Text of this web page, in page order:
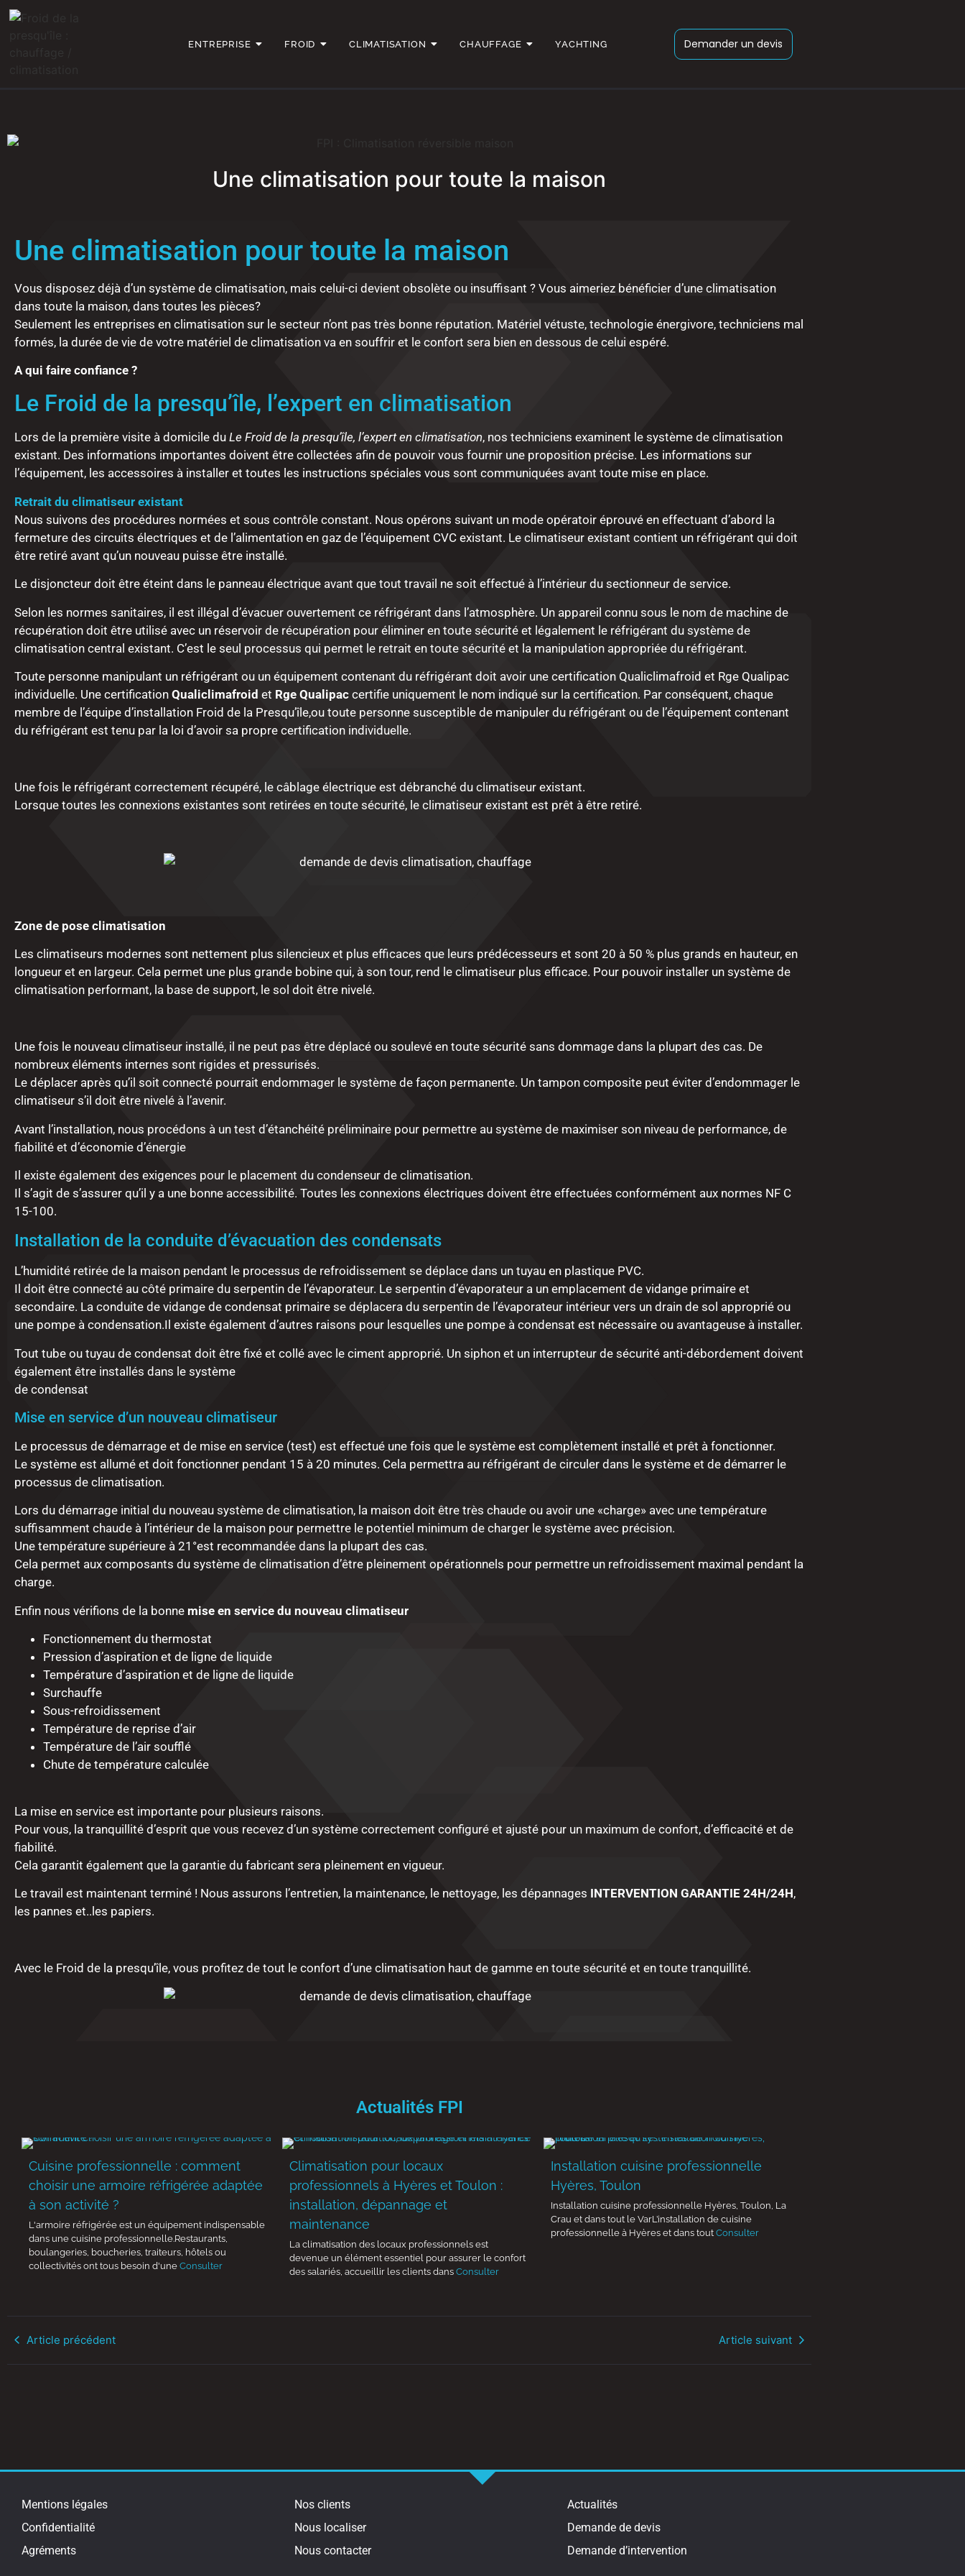
ENTREPRISE FROID CLIMATISATION CHAUFFAGE YACHTING Demander un devis
Une climatisation pour toute la maison
Une climatisation pour toute la maison
Vous disposez déjà d’un système de climatisation, mais celui-ci devient obsolète ou insuffisant ? Vous aimeriez bénéficier d’une climatisation
dans toute la maison, dans toutes les pièces?
Seulement les entreprises en climatisation sur le secteur n’ont pas très bonne réputation. Matériel vétuste, technologie énergivore, techniciens mal
formés, la durée de vie de votre matériel de climatisation va en souffrir et le confort sera bien en dessous de celui espéré.
A qui faire confiance ?
Le Froid de la presqu’île, l’expert en climatisation
Lors de la première visite à domicile du Le Froid de la presqu’île, l’expert en climatisation, nos techniciens examinent le système de climatisation
existant. Des informations importantes doivent être collectées afin de pouvoir vous fournir une proposition précise. Les informations sur
l’équipement, les accessoires à installer et toutes les instructions spéciales vous sont communiquées avant toute mise en place.
Retrait du climatiseur existant
Nous suivons des procédures normées et sous contrôle constant. Nous opérons suivant un mode opératoir éprouvé en effectuant d’abord la
fermeture des circuits électriques et de l’alimentation en gaz de l’équipement CVC existant. Le climatiseur existant contient un réfrigérant qui doit
être retiré avant qu’un nouveau puisse être installé.
Le disjoncteur doit être éteint dans le panneau électrique avant que tout travail ne soit effectué à l’intérieur du sectionneur de service.
Selon les normes sanitaires, il est illégal d’évacuer ouvertement ce réfrigérant dans l’atmosphère. Un appareil connu sous le nom de machine de
récupération doit être utilisé avec un réservoir de récupération pour éliminer en toute sécurité et légalement le réfrigérant du système de
climatisation central existant. C’est le seul processus qui permet le retrait en toute sécurité et la manipulation appropriée du réfrigérant.
Toute personne manipulant un réfrigérant ou un équipement contenant du réfrigérant doit avoir une certification Qualiclimafroid et Rge Qualipac
individuelle. Une certification Qualiclimafroid et Rge Qualipac certifie uniquement le nom indiqué sur la certification. Par conséquent, chaque
membre de l’équipe d’installation Froid de la Presqu’île,ou toute personne susceptible de manipuler du réfrigérant ou de l’équipement contenant
du réfrigérant est tenu par la loi d’avoir sa propre certification individuelle.
Une fois le réfrigérant correctement récupéré, le câblage électrique est débranché du climatiseur existant.
Lorsque toutes les connexions existantes sont retirées en toute sécurité, le climatiseur existant est prêt à être retiré.
Zone de pose climatisation
Les climatiseurs modernes sont nettement plus silencieux et plus efficaces que leurs prédécesseurs et sont 20 à 50 % plus grands en hauteur, en
longueur et en largeur. Cela permet une plus grande bobine qui, à son tour, rend le climatiseur plus efficace. Pour pouvoir installer un système de
climatisation performant, la base de support, le sol doit être nivelé.
Une fois le nouveau climatiseur installé, il ne peut pas être déplacé ou soulevé en toute sécurité sans dommage dans la plupart des cas. De
nombreux éléments internes sont rigides et pressurisés.
Le déplacer après qu’il soit connecté pourrait endommager le système de façon permanente. Un tampon composite peut éviter d’endommager le
climatiseur s’il doit être nivelé à l’avenir.
Avant l’installation, nous procédons à un test d’étanchéité préliminaire pour permettre au système de maximiser son niveau de performance, de
fiabilité et d’économie d’énergie
Il existe également des exigences pour le placement du condenseur de climatisation.
Il s’agit de s’assurer qu’il y a une bonne accessibilité. Toutes les connexions électriques doivent être effectuées conformément aux normes NF C
15-100.
Installation de la conduite d’évacuation des condensats
L’humidité retirée de la maison pendant le processus de refroidissement se déplace dans un tuyau en plastique PVC.
Il doit être connecté au côté primaire du serpentin de l’évaporateur. Le serpentin d’évaporateur a un emplacement de vidange primaire et
secondaire. La conduite de vidange de condensat primaire se déplacera du serpentin de l’évaporateur intérieur vers un drain de sol approprié ou
une pompe à condensation.Il existe également d’autres raisons pour lesquelles une pompe à condensat est nécessaire ou avantageuse à installer.
Tout tube ou tuyau de condensat doit être fixé et collé avec le ciment approprié. Un siphon et un interrupteur de sécurité anti-débordement doivent
également être installés dans le système
de condensat
Mise en service d’un nouveau climatiseur
Le processus de démarrage et de mise en service (test) est effectué une fois que le système est complètement installé et prêt à fonctionner.
Le système est allumé et doit fonctionner pendant 15 à 20 minutes. Cela permettra au réfrigérant de circuler dans le système et de démarrer le
processus de climatisation.
Lors du démarrage initial du nouveau système de climatisation, la maison doit être très chaude ou avoir une «charge» avec une température
suffisamment chaude à l’intérieur de la maison pour permettre le potentiel minimum de charger le système avec précision.
Une température supérieure à 21°est recommandée dans la plupart des cas.
Cela permet aux composants du système de climatisation d’être pleinement opérationnels pour permettre un refroidissement maximal pendant la
charge.
Enfin nous vérifions de la bonne mise en service du nouveau climatiseur
Fonctionnement du thermostat
Pression d’aspiration et de ligne de liquide
Température d’aspiration et de ligne de liquide
Surchauffe
Sous-refroidissement
Température de reprise d’air
Température de l’air soufflé
Chute de température calculée
La mise en service est importante pour plusieurs raisons.
Pour vous, la tranquillité d’esprit que vous recevez d’un système correctement configuré et ajusté pour un maximum de confort, d’efficacité et de
fiabilité.
Cela garantit également que la garantie du fabricant sera pleinement en vigueur.
Le travail est maintenant terminé ! Nous assurons l’entretien, la maintenance, le nettoyage, les dépannages INTERVENTION GARANTIE 24H/24H,
les pannes et..les papiers.
Avec le Froid de la presqu’île, vous profitez de tout le confort d’une climatisation haut de gamme en toute sécurité et en toute tranquillité.
Actualités FPI
Cuisine professionnelle : comment
choisir une armoire réfrigérée adaptée
à son activité ?
L'armoire réfrigérée est un équipement indispensable
dans une cuisine professionnelle.Restaurants,
boulangeries, boucheries, traiteurs, hôtels ou
collectivités ont tous besoin d'une Consulter
Climatisation pour locaux
professionnels à Hyères et Toulon :
installation, dépannage et
maintenance
La climatisation des locaux professionnels est
devenue un élément essentiel pour assurer le confort
des salariés, accueillir les clients dansConsulter
Installation cuisine professionnelle
Hyères, Toulon
Installation cuisine professionnelle Hyères, Toulon, La
Crau et dans tout le VarL’installation de cuisine
professionnelle à Hyères et dans tout Consulter
Article précédent Article suivant
Mentions légales
Confidentialité
Agréments
Nos clients
Nous localiser
Nous contacter
Actualités
Demande de devis
Demande d’intervention